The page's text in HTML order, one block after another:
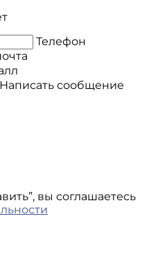
Телефон
Написать сообщение
вы соглашаетесь